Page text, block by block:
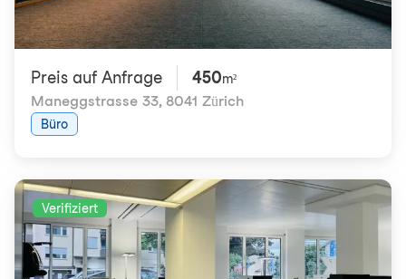
Preis auf Anfrage 450m²
Maneggstrasse 33, 8041 Zürich
Büro
Verifiziert